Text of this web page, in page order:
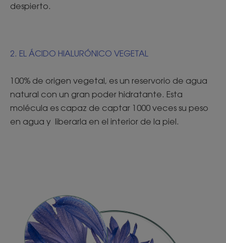
despierto.
2. EL ÁCIDO HIALURÓNICO VEGETAL
100% de origen vegetal, es un reservorio de agua
natural con un gran poder hidratante. Esta
molécula es capaz de captar 1000 veces su peso
en agua y liberarla en el interior de la piel.